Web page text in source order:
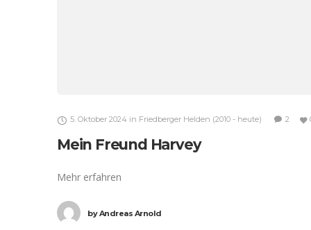
5. Oktober 2024 in Friedberger Helden (2010 - heute) 2
Mein Freund Harvey
Mehr erfahren
byAndreas Arnold